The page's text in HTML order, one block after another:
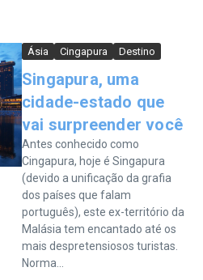
Ásia Cingapura Destino
Singapura, uma
cidade-estado que
vai surpreender você
Antes conhecido como
Cingapura, hoje é Singapura
(devido a unificação da grafia
dos países que falam
português), este ex-território da
Malásia tem encantado até os
mais despretensiosos turistas.
Norma...